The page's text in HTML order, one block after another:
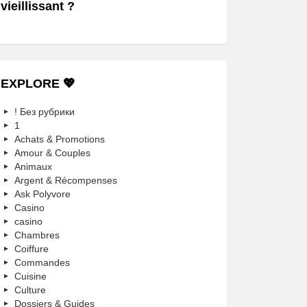
vieillissant ?
EXPLORE 💖
! Без рубрики
1
Achats & Promotions
Amour & Couples
Animaux
Argent & Récompenses
Ask Polyvore
Casino
casino
Chambres
Coiffure
Commandes
Cuisine
Culture
Dossiers & Guides